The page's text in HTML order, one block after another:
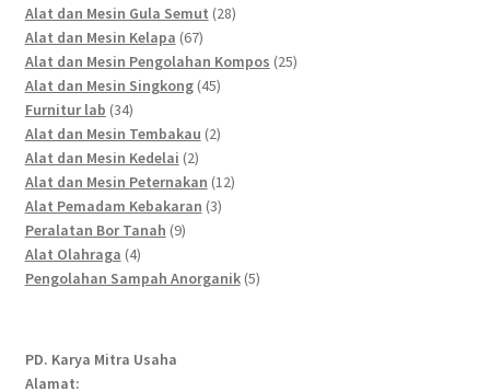
products
Alat dan Mesin Gula Semut 2828
Alat dan Mesin Kelapa 6767
products
Alat dan Mesin Pengolahan Kompos 2525
Alat dan Mesin Singkong 4545
Furnitur lab 3434
products
Alat dan Mesin Tembakau 22
Alat dan Mesin Kedelai 22
products
Alat dan Mesin Peternakan 1212
Alat Pemadam Kebakaran 33
Peralatan Bor Tanah 99
Alat Olahraga 44
products
Pengolahan Sampah Anorganik 55
PD. Karya Mitra Usaha
Alamat: